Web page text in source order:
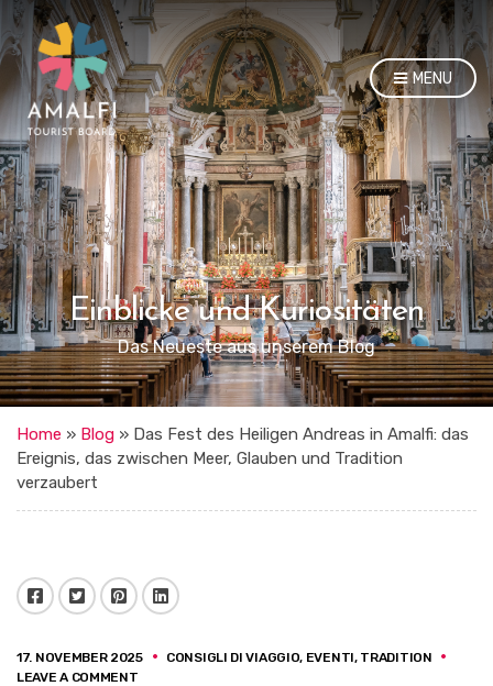
MENU
Einblicke und Kuriositäten
Das Neueste aus unserem Blog
Home » Blog » Das Fest des Heiligen Andreas in Amalfi: das
Ereignis, das zwischen Meer, Glauben und Tradition
verzaubert
Facebook Twitter Pinterest LinkedIn
17. NOVEMBER 2025 CONSIGLI DI VIAGGIO, EVENTI, TRADITION
LEAVE A COMMENTON